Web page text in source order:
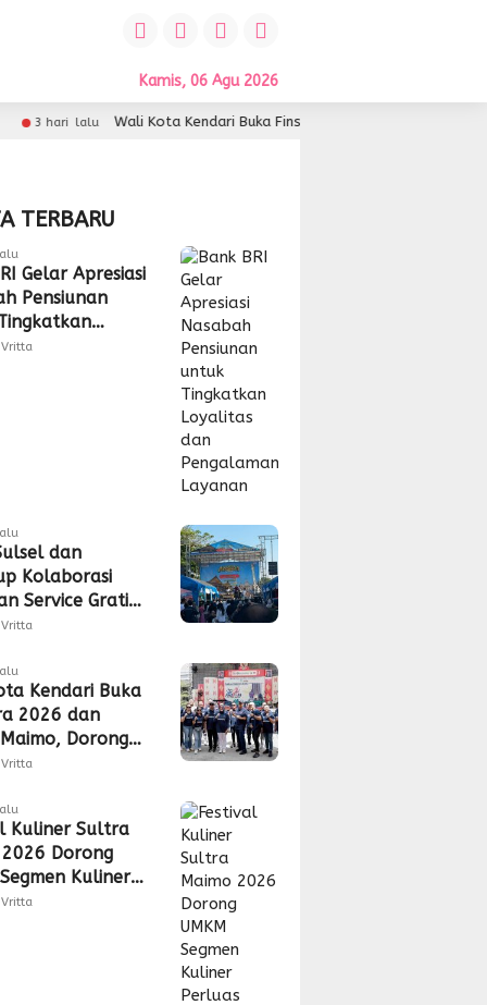
Kamis, 06 Agu 2026
Kota Kendari Buka Finspora 2026 dan Sultra Maimo, Dorong Sinergi
TERBARU
Gelar Apresiasi
Pensiunan
dan
Vritta
dan
Kolaborasi
Service Gratis,
hingga
Vritta
Kendari Buka
2026 dan
Dorong
Vritta
Kuliner Sultra
Dorong
Kuliner
Akses Pasar
Vritta